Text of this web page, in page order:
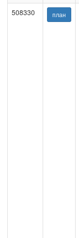
508330
план